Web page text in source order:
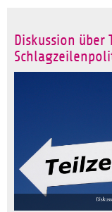
Diskussion über